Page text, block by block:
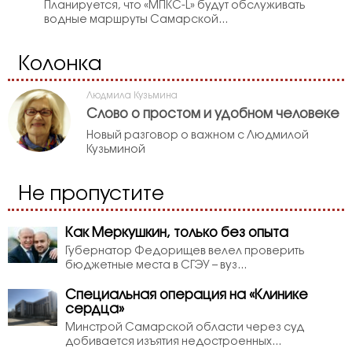
Планируется, что «МПКС-L» будут обслуживать
водные маршруты Самарской...
Колонка
Людмила Кузьмина
Слово о простом и удобном человеке
Новый разговор о важном с Людмилой
Кузьминой
Не пропустите
Как Меркушкин, только без опыта
Губернатор Федорищев велел проверить
бюджетные места в СГЭУ – вуз...
Специальная операция на «Клинике
сердца»
Минстрой Самарской области через суд
добивается изъятия недостроенных...